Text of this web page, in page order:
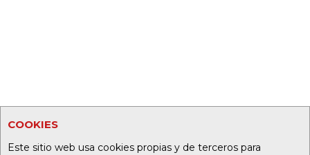
COOKIES
Este sitio web usa cookies propias y de terceros para